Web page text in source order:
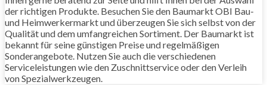
der richtigen Produkte. Besuchen Sie den Baumarkt OBI Bau-
und Heimwerkermarkt und überzeugen Sie sich selbst von der
Qualität und dem umfangreichen Sortiment. Der Baumarkt ist
bekannt für seine günstigen Preise und regelmäßigen
Sonderangebote. Nutzen Sie auch die verschiedenen
Serviceleistungen wie den Zuschnittservice oder den Verleih
von Spezialwerkzeugen.